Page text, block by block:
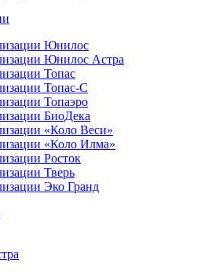
Юнилос
Юнилос Астра
Топас
Топас-С
Топаэро
БиоДека
«Коло Веси»
«Коло Илма»
Росток
Тверь
Эко Гранд